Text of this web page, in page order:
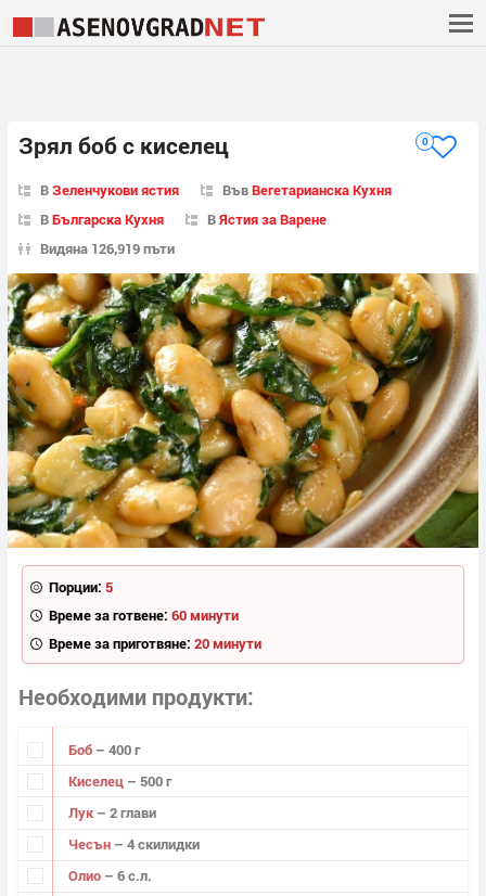
Зрял боб с киселец 0
ВЗеленчукови ястия ВъвВегетарианска Кухня
ВБългарска Кухня ВЯстия за Варене
Видяна 126,919 пъти
Порции: 5
Време за готвене: 60 минути
Време за приготвяне: 20 минути
Необходими продукти
Боб – 400 г
Киселец – 500 г
Лук – 2 глави
Чесън – 4 скилидки
Олио – 6 с.л.